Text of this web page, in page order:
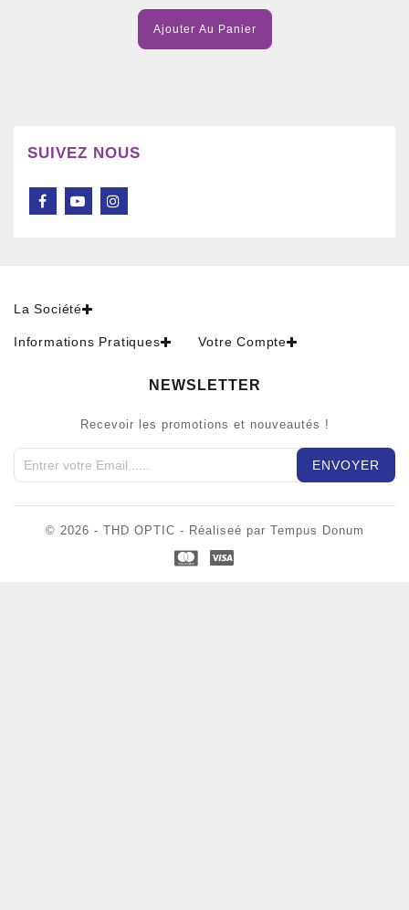
Ajouter Au Panier
SUIVEZ NOUS
La Société
Informations Pratiques Votre Compte
NEWSLETTER
Recevoir les promotions et nouveautés !
© 2026 - THD OPTIC - Réaliseé par Tempus Donum